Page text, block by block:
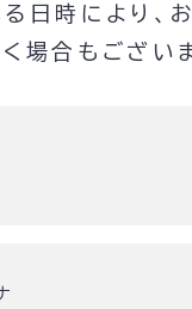
日時により、
場合もござい